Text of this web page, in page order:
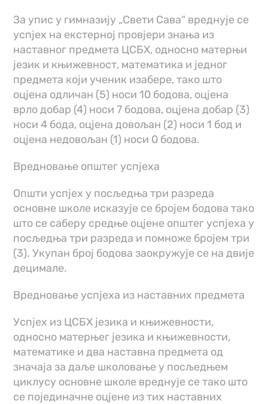
За упис у гимназију „Свети Сава“ вреднује се
успјех на екстерној провјери знања из
наставног предмета ЦСБХ, односно матерњи
језик и књижевност, математика и једног
предмета који ученик изабере, тако што
оцјена одличан (5) носи 10 бодова, оцјена
врло добар (4) носи 7 бодова, оцјена добар (3)
носи 4 бода, оцјена довољан (2) носи 1 бод и
оцјена недовољан (1) носи 0 бодова.
Вредновање општег успјеха
Општи успјех у посљедња три разреда
основне школе исказује се бројем бодова тако
што се саберу средње оцјене општег успјеха у
посљедња три разреда и помноже бројем три
(3). Укупан број бодова заокружује се на двије
децимале.
Вредновање успјеха из наставних предмета
Успјех из ЦСБХ језика и књижевности,
односно матерњег језика и књижевности,
математике и два наставна предмета од
значаја за даље школовање у посљедњем
циклусу основне школе вреднује се тако што
се појединачне оцјене из тих наставних